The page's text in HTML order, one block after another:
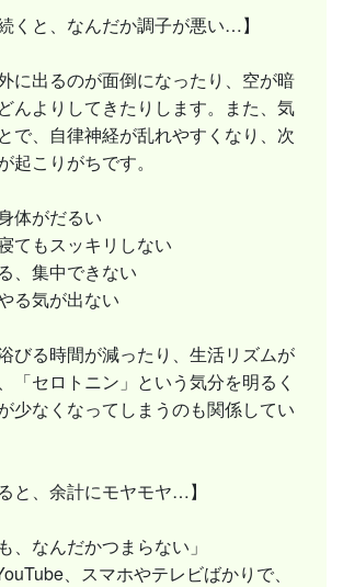
くと、なんだか調子が悪い…】
に出るのが面倒になったり、空が暗
んよりしてきたりします。また、気
で、自律神経が乱れやすくなり、次
起こりがちです。
体がだるい
てもスッキリしない
、集中できない
る気が出ない
びる時間が減ったり、生活リズムが
「セロトニン」という気分を明るく
少なくなってしまうのも関係してい
と、余計にモヤモヤ…】
、なんだかつまらない」
、スマホやテレビばかりで、